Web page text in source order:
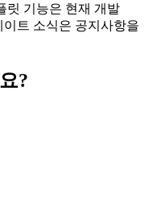
릿 기능은 현재 개발
트 소식은 공지사항을
?